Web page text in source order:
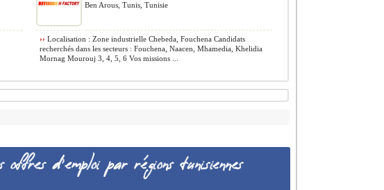
Ben Arous, Tunis, Tunisie
›› Localisation : Zone industrielle Chebeda, Fouchena Candidats
recherchés dans les secteurs : Fouchena, Naacen, Mhamedia, Khelidia
Mornag Mourouj 3, 4, 5, 6 Vos missions ...